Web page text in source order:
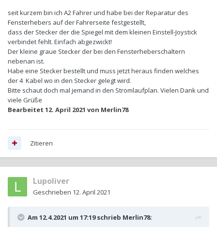
seit kurzem bin ich A2 Fahrer und habe bei der Reparatur des
Fensterhebers auf der Fahrerseite festgestellt,
dass der Stecker der die Spiegel mit dem kleinen Einstell-Joystick
verbindet fehlt. Einfach abgezwickt!
Der kleine graue Stecker der bei den Fensterheberschaltern
nebenan ist.
Habe eine Stecker bestellt und muss jetzt heraus finden welches
der 4 Kabel wo in den Stecker gelegt wird.
Bitte schaut doch mal jemand in den Stromlaufplan. Vielen Dank und
viele Grüße
Bearbeitet 12. April 2021 von Merlin78
Zitieren
Lupoliver
Geschrieben 12. April 2021
Am 12.4.2021 um 17:19 schrieb Merlin78: